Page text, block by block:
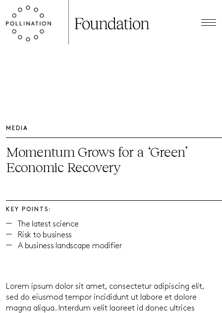
MEDIA
Momentum Grows for a ‘Green’
Economic Recovery
KEY POINTS:
The latest science
Risk to business
A business landscape modifier
Lorem ipsum dolor sit amet, consectetur adipiscing elit,
sed do eiusmod tempor incididunt ut labore et dolore
magna aliqua. Interdum velit laoreet id donec ultrices